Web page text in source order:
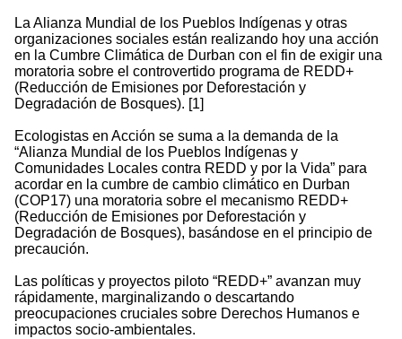
La Alianza Mundial de los Pueblos Indígenas y otras
organizaciones sociales están realizando hoy una acción
en la Cumbre Climática de Durban con el fin de exigir una
moratoria sobre el controvertido programa de REDD+
(Reducción de Emisiones por Deforestación y
Degradación de Bosques). [1]
Ecologistas en Acción se suma a la demanda de la
“Alianza Mundial de los Pueblos Indígenas y
Comunidades Locales contra REDD y por la Vida” para
acordar en la cumbre de cambio climático en Durban
(COP17) una moratoria sobre el mecanismo REDD+
(Reducción de Emisiones por Deforestación y
Degradación de Bosques), basándose en el principio de
precaución.
Las políticas y proyectos piloto “REDD+” avanzan muy
rápidamente, marginalizando o descartando
preocupaciones cruciales sobre Derechos Humanos e
impactos socio-ambientales.